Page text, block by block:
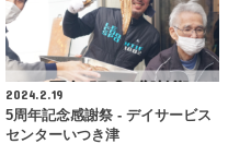
2024.2.19
5周年記念感謝祭 - デイサービス
センターいつき津